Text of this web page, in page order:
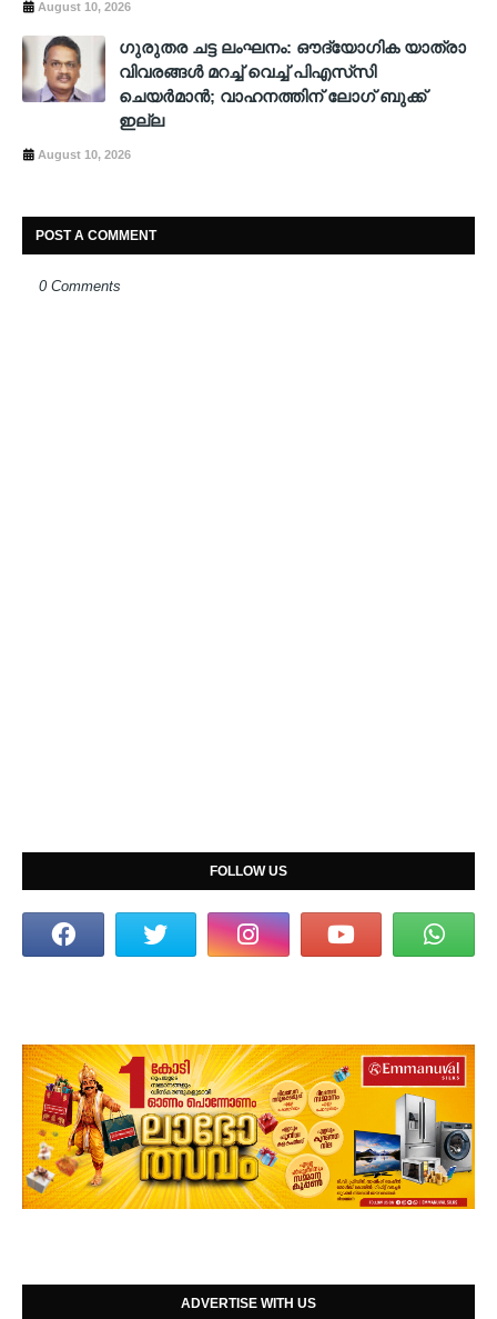
August 10, 2026
ഗുരുതര ചട്ട ലംഘനം: ഔദ്യോഗിക യാത്രാ
വിവരങ്ങള്‍ മറച്ച് വെച്ച് പിഎസ്‌സി
ചെയര്‍മാന്‍; വാഹനത്തിന് ലോഗ് ബുക്ക്
ഇല്ല
August 10, 2026
POST A COMMENT
0 Comments
FOLLOW US
ADVERTISE WITH US